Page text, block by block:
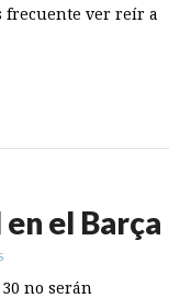
frecuente ver reír a
el Barça
no serán